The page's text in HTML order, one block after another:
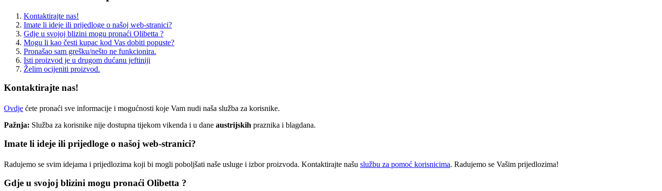
Kontaktirajte nas!
Imate li ideje ili prijedloge o našoj web-stranici?
Gdje u svojoj blizini mogu pronaći Olibetta ?
Mogu li kao česti kupac kod Vas dobiti popuste?
Pronašao sam grešku/nešto ne funkcionira.
Isti proizvod je u drugom dućanu jeftiniji
Želim ocijeniti proizvod.
Kontaktirajte nas!
Ovdje ćete pronaći sve informacije i mogućnosti koje Vam nudi naša služba za korisnike.
Pažnja: Služba za korisnike nije dostupna tijekom vikenda i u dane austrijskih praznika i blagdana.
Imate li ideje ili prijedloge o našoj web-stranici?
Radujemo se svim idejama i prijedlozima koji bi mogli poboljšati naše usluge i izbor proizvoda. Kontaktirajte našu službu za pomoć korisnicima. Radujemo se Vašim prijedlozima!​
Gdje u svojoj blizini mogu pronaći Olibetta ?